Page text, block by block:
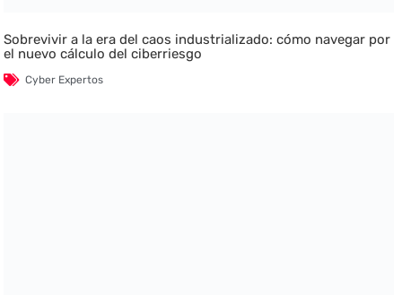
Sobrevivir a la era del caos industrializado: cómo navegar por
el nuevo cálculo del ciberriesgo
Cyber Expertos